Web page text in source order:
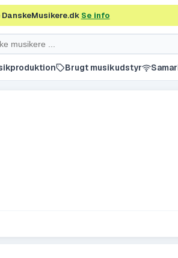
Se info
Brugt musikudstyr